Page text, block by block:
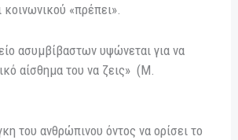
«πρέπει».
ασυμβίβαστων υψώνεται για να
αίσθημα του να ζεις» (Μ.
του ανθρώπινου όντος να ορίσει το